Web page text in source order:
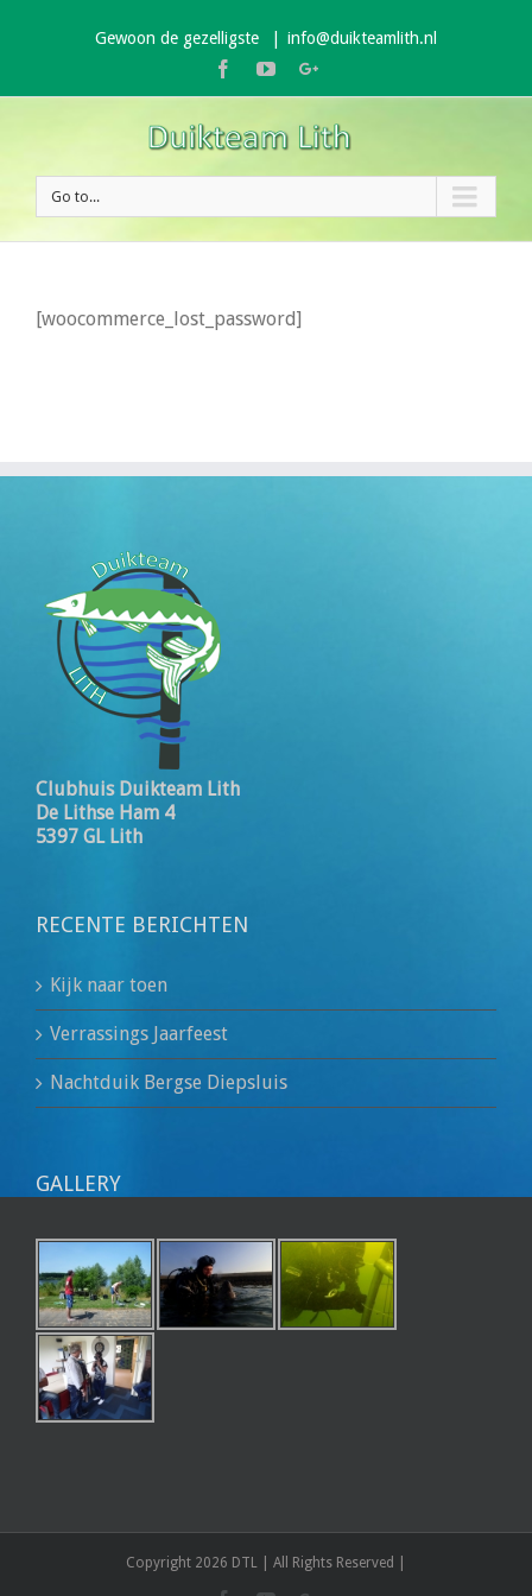
Gewoon de gezelligste
info@duikteamlith.nl
Facebook
YoutubeGoogle+
Go to...
[woocommerce_lost_password]
Clubhuis Duikteam Lith
De Lithse Ham 4
5397 GL Lith
RECENTE BERICHTEN
Kijk naar toen
Verrassings Jaarfeest
Nachtduik Bergse Diepsluis
GALLERY
Copyright 2026 DTL | All Rights Reserved |